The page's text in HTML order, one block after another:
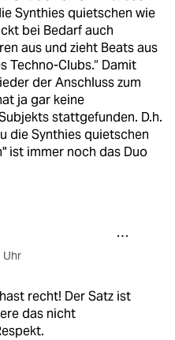
Synthies quietschen wie
bei Bedarf auch
aus und zieht Beats aus
Techno-Clubs.“ Damit
der Anschluss zum
ja gar keine
stattgefunden. D.h.
die Synthies quietschen
ist immer noch das Duo
Uhr
recht! Der Satz ist
das nicht